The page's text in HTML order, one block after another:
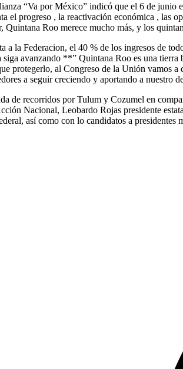
“Va por México” indicó que el 6 de junio
el progreso , la reactivación económica , las
Roo merece mucho más, y los
a la Federacion, el 40 % de los ingresos de
avanzando **” Quintana Roo es una
protegerlo, al Congreso de la Unión vamos
a seguir creciendo y aportando a nuestro
de recorridos por Tulum y Cozumel en
Nacional, Leobardo Rojas presidente
así como con lo candidatos a